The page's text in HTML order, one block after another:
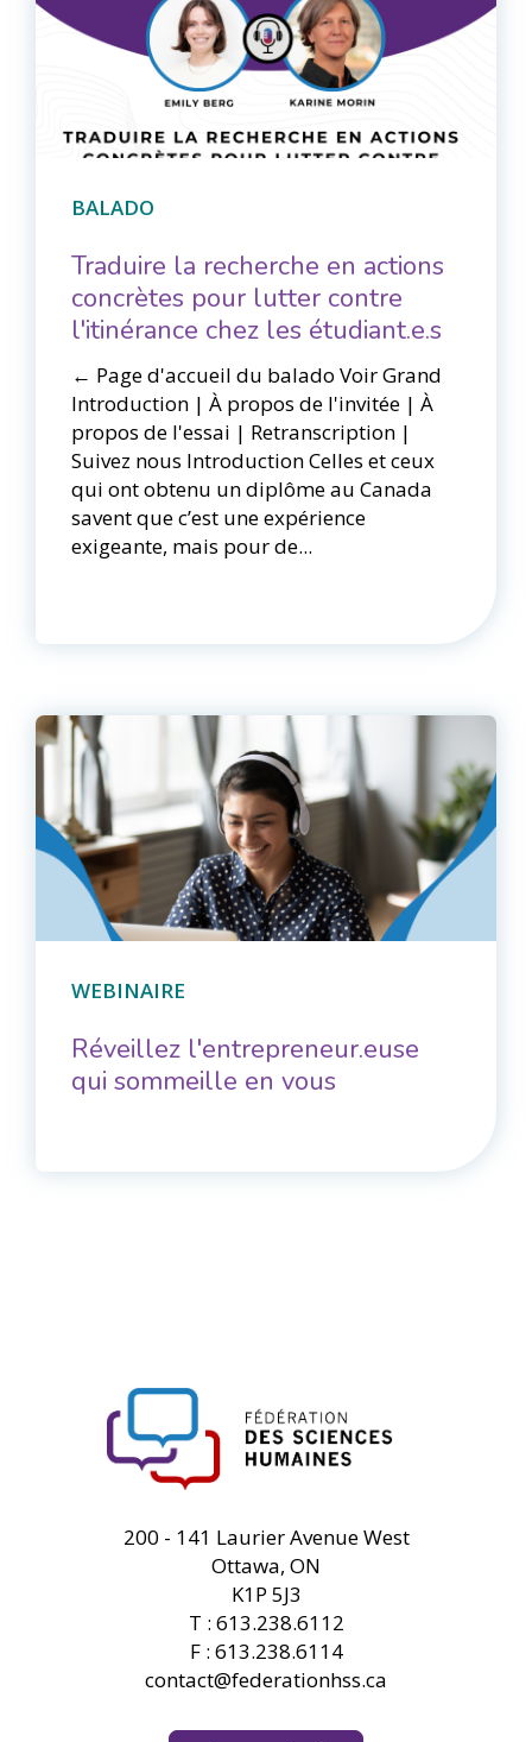
BALADO
Traduire la recherche en actions
concrètes pour lutter contre
l'itinérance chez les étudiant.e.s
← Page d'accueil du balado Voir Grand​​
Introduction | À propos de l'invitée | À
propos de l'essai | Retranscription |
Suivez nous Introduction Celles et ceux
qui ont obtenu un diplôme au Canada
savent que c’est une expérience
exigeante, mais pour de...
WEBINAIRE
Réveillez l'entrepreneur.euse
qui sommeille en vous
200 - 141 Laurier Avenue West
Ottawa, ON
K1P 5J3
T : 613.238.6112
F : 613.238.6114
contact@federationhss.ca